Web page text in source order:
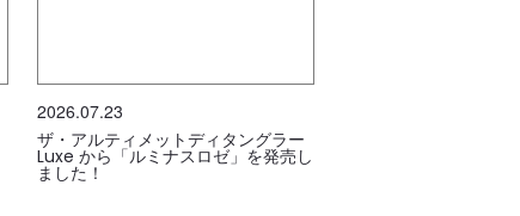
2026.07.23
ザ・アルティメットディタングラー
Luxe から「ルミナスロゼ」を発売し
ました！